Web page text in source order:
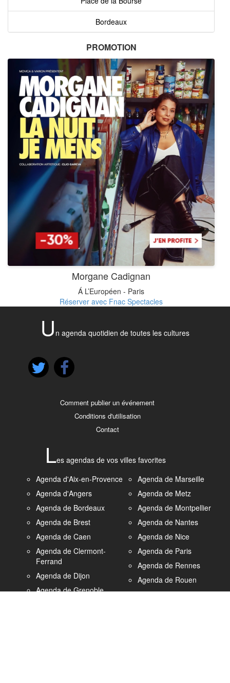
Bordeaux
PROMOTION
Morgane Cadignan
Á L’Européen - Paris
Réserver avec Fnac Spectacles
U n agenda quotidien de toutes les cultures
Comment publier un événement
Conditions d'utilisation
Contact
Les agendas de vos villes favorites
Agenda d'Aix-en-Provence
Agenda d'Angers
Agenda de Bordeaux
Agenda de Brest
Agenda de Caen
Agenda de Clermont-
Ferrand
Agenda de Dijon
Agenda de Grenoble
Agenda de Marseille
Agenda de Metz
Agenda de Montpellier
Agenda de Nantes
Agenda de Nice
Agenda de Paris
Agenda de Rennes
Agenda de Rouen
Agenda de Strasbourg